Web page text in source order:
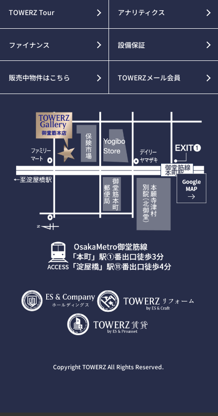
TOWERZ Tour アナリティクス
ファイナンス 設備保証
販売中物件はこちら TOWERZメール会員
Copyright TOWERZ All Rights Reserved.